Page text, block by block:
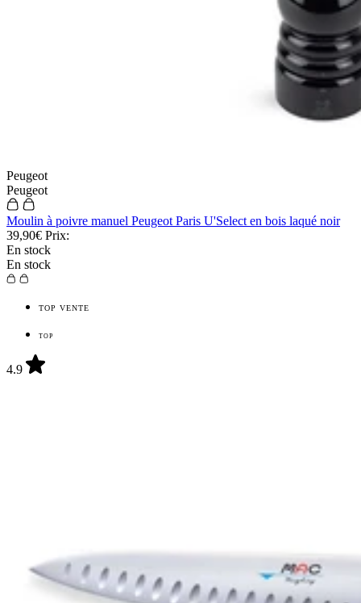
Peugeot
Peugeot
Moulin à poivre manuel Peugeot Paris U'Select en bois laqué noir
39,90€ Prix:
En stock
En stock
TOP VENTE
TOP
4.9